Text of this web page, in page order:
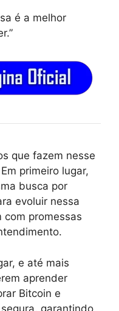
é a melhor
que fazem nesse
primeiro lugar,
busca por
evoluir nessa
com promessas
e até mais
aprender
Bitcoin e
garantindo